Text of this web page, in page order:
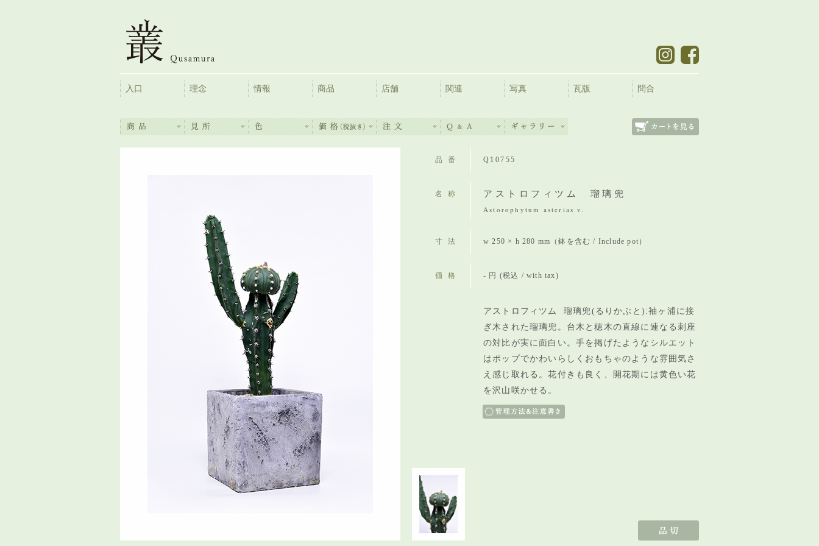
入口 理念 情報 商品 店舗 関連 写真 瓦版 問合
品番 Q10755
名称 アストロフィツム 瑠璃兜
Astorophytum asterias v.
寸法 w 250 × h 280 mm（鉢を含む / Include pot）
価格 - 円 (税込 / with tax)
アストロフィツム 瑠璃兜(るりかぶと):袖ヶ浦に接
ぎ木された瑠璃兜。台木と穂木の直線に連なる刺座
の対比が実に面白い。手を掲げたようなシルエット
はポップでかわいらしくおもちゃのような雰囲気さ
え感じ取れる。花付きも良く、開花期には黄色い花
を沢山咲かせる。